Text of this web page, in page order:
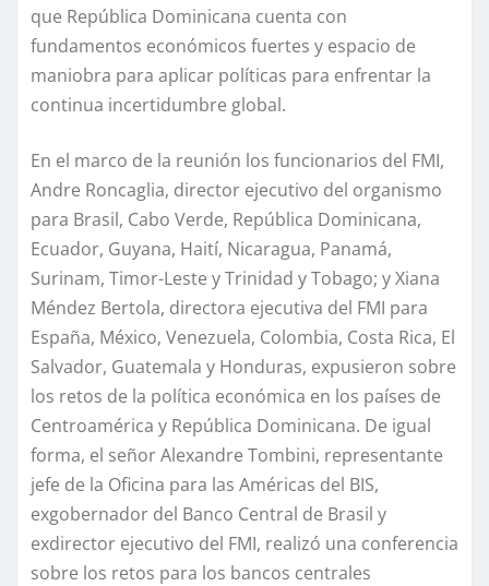
que República Dominicana cuenta con
fundamentos económicos fuertes y espacio de
maniobra para aplicar políticas para enfrentar la
continua incertidumbre global.
En el marco de la reunión los funcionarios del FMI,
Andre Roncaglia, director ejecutivo del organismo
para Brasil, Cabo Verde, República Dominicana,
Ecuador, Guyana, Haití, Nicaragua, Panamá,
Surinam, Timor-Leste y Trinidad y Tobago; yXiana
Méndez Bertola, directora ejecutiva del FMI para
España, México, Venezuela, Colombia, Costa Rica, El
Salvador, Guatemala y Honduras, expusieron sobre
los retos de la política económica en los países de
Centroamérica y República Dominicana. De igual
forma, el señorAlexandre Tombini, representante
jefe de la Oficina para las Américas del BIS,
exgobernador del Banco Central de Brasil y
exdirector ejecutivo del FMI, realizó una conferencia
sobre los retos para los bancos centrales